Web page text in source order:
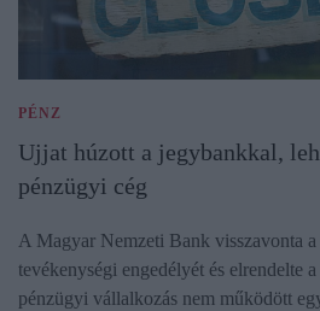
PÉNZ
Ujjat húzott a jegybankkal,
pénzügyi cég
A Magyar Nemzeti Bank visszavonta
tevékenységi engedélyét és elrendelte
pénzügyi vállalkozás nem működött